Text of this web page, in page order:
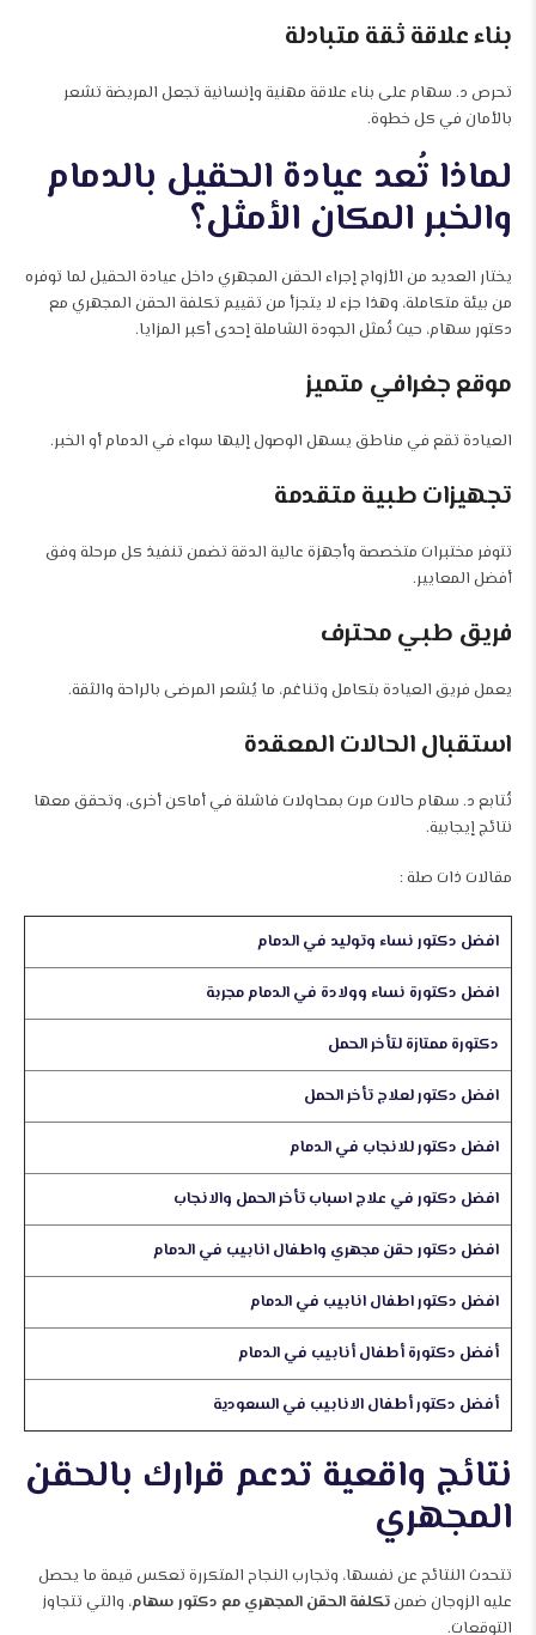
بناء علاقة ثقة متبادلة
تحرص د. سهام على بناء علاقة مهنية وإنسانية تجعل المريضة تشعر
بالأمان في كل خطوة.
لماذا تُعد عيادة الحقيل بالدمام
والخبر المكان الأمثل؟
يختار العديد من الأزواج إجراء الحقن المجهري داخل عيادة الحقيل لما توفره
من بيئة متكاملة، وهذا جزء لا يتجزأ من تقييم تكلفة الحقن المجهري مع
دكتور سهام، حيث تُمثل الجودة الشاملة إحدى أكبر المزايا.
موقع جغرافي متميز
العيادة تقع في مناطق يسهل الوصول إليها سواء في الدمام أو الخبر.
تجهيزات طبية متقدمة
تتوفر مختبرات متخصصة وأجهزة عالية الدقة تضمن تنفيذ كل مرحلة وفق
أفضل المعايير.
فريق طبي محترف
يعمل فريق العيادة بتكامل وتناغم، ما يُشعر المرضى بالراحة والثقة.
استقبال الحالات المعقدة
تُتابع د. سهام حالات مرت بمحاولات فاشلة في أماكن أخرى، وتحقق معها
نتائج إيجابية.
مقالات ذات صلة :
افضل دكتور نساء وتوليد في الدمام
افضل دكتورة نساء وولادة في الدمام مجربة
دكتورة ممتازة لتأخر الحمل
افضل دكتور لعلاج تأخر الحمل
افضل دكتور للانجاب في الدمام
افضل دكتور في علاج اسباب تأخر الحمل والانجاب
افضل دكتور حقن مجهري واطفال انابيب في الدمام
افضل دكتور اطفال انابيب في الدمام
أفضل دكتورة أطفال أنابيب في الدمام
أفضل دكتور أطفال الانابيب في السعودية
نتائج واقعية تدعم قرارك بالحقن
المجهري
تتحدث النتائج عن نفسها، وتجارب النجاح المتكررة تعكس قيمة ما يحصل
عليه الزوجان ضمنتكلفة الحقن المجهري مع دكتور سهام، والتي تتجاوز
التوقعات.